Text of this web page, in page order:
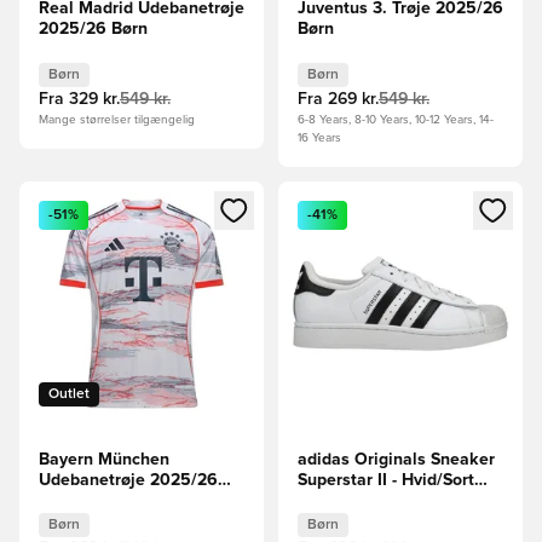
Real Madrid Udebanetrøje
2025/26 Børn
Børn
Fra 329 kr.549 kr.
Mange størrelser tilgængelig
Juventus 3. Trøje 2025/26
Børn
Børn
Fra 269 kr.549 kr.
6-8 Years, 8-10 Years, 10-12 Years, 14-
16 Years
Åbner en Modal til at logge ind eller tilmelde dig som
Outlet
-51%
Bayern München
Udebanetrøje 2025/26
Børn
Åbner en Modal til at logge
-41%
adidas Originals Sneaker
Superstar II - Hvid/Sort
Børn